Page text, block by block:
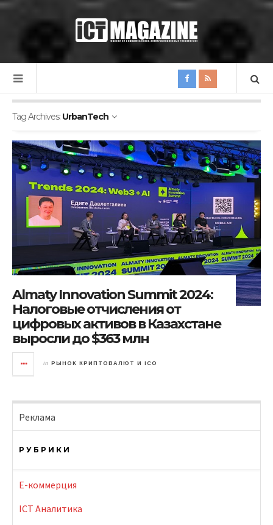
Tag Archives: UrbanTech
Almaty Innovation Summit 2024:
Налоговые отчисления от
цифровых активов в Казахстане
выросли до $363 млн
in РЫНОК КРИПТОВАЛЮТ И ICO
Реклама
РУБРИКИ
E-коммерция
ICT Аналитика